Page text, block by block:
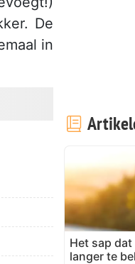
De
in
Het sap
langer te